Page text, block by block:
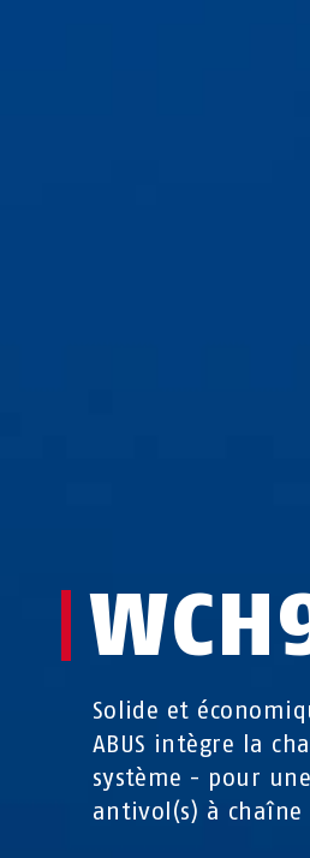
Solide et
ABUS intègre la
système - pour
antivol(s) à chaîne